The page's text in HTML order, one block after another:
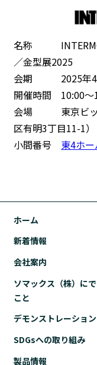
名称
／金型展2025
会期 2025年4月
開催時間 10:00～
会場 東京ビッグ
区有明3丁目11-1）
小間番号 東4ホ
ホーム
新着情報
会社案内
ソマックス（株）に
こと
デモンストレーション
SDGsへの取り組み
製品情報